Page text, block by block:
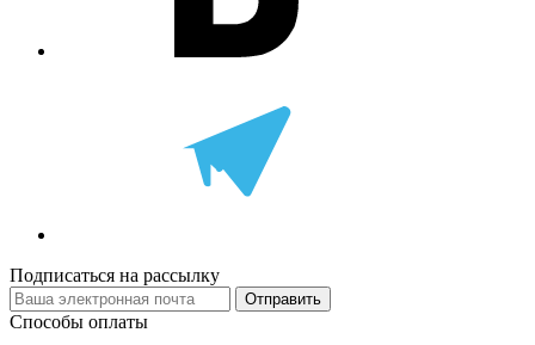
Подписаться на рассылку
Отправить
Способы оплаты